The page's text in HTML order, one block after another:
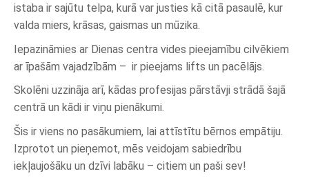
istaba ir sajūtu telpa, kurā var justies kā citā pasaulē, kur
valda miers, krāsas, gaismas un mūzika.
Iepazināmies ar Dienas centra vides pieejamību cilvēkiem
ar īpašām vajadzībām – ir pieejams lifts un pacēlājs.
Skolēni uzzināja arī, kādas profesijas pārstāvji strādā šajā
centrā un kādi ir viņu pienākumi.
Šis ir viens no pasākumiem, lai attīstītu bērnos empātiju.
Izprotot un pieņemot, mēs veidojam sabiedrību
iekļaujošāku un dzīvi labāku – citiem un paši sev!